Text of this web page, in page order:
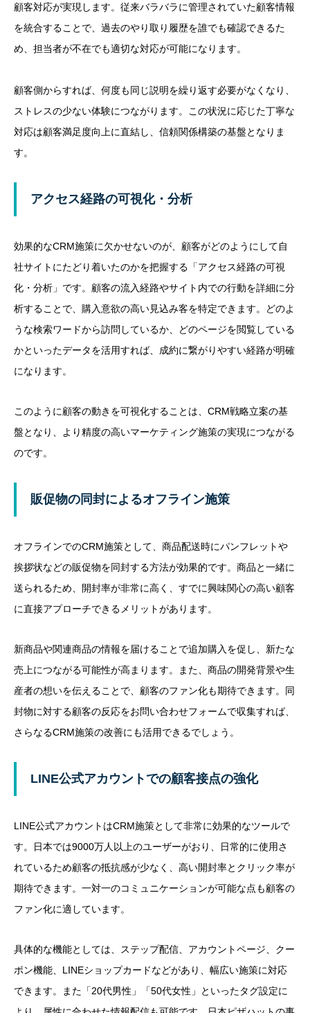
顧客対応が実現します。従来バラバラに管理されていた顧客情報
を統合することで、過去のやり取り履歴を誰でも確認できるた
め、担当者が不在でも適切な対応が可能になります。
顧客側からすれば、何度も同じ説明を繰り返す必要がなくなり、
ストレスの少ない体験につながります。この状況に応じた丁寧な
対応は顧客満足度向上に直結し、信頼関係構築の基盤となりま
す。
アクセス経路の可視化・分析
効果的なCRM施策に欠かせないのが、顧客がどのようにして自
社サイトにたどり着いたのかを把握する「アクセス経路の可視
化・分析」です。顧客の流入経路やサイト内での行動を詳細に分
析することで、購入意欲の高い見込み客を特定できます。どのよ
うな検索ワードから訪問しているか、どのページを閲覧している
かといったデータを活用すれば、成約に繋がりやすい経路が明確
になります。
このように顧客の動きを可視化することは、CRM戦略立案の基
盤となり、より精度の高いマーケティング施策の実現につながる
のです。
販促物の同封によるオフライン施策
オフラインでのCRM施策として、商品配送時にパンフレットや
挨拶状などの販促物を同封する方法が効果的です。商品と一緒に
送られるため、開封率が非常に高く、すでに興味関心の高い顧客
に直接アプローチできるメリットがあります。
新商品や関連商品の情報を届けることで追加購入を促し、新たな
売上につながる可能性が高まります。また、商品の開発背景や生
産者の想いを伝えることで、顧客のファン化も期待できます。同
封物に対する顧客の反応をお問い合わせフォームで収集すれば、
さらなるCRM施策の改善にも活用できるでしょう。
LINE公式アカウントでの顧客接点の強化
LINE公式アカウントはCRM施策として非常に効果的なツールで
す。日本では9000万人以上のユーザーがおり、日常的に使用さ
れているため顧客の抵抗感が少なく、高い開封率とクリック率が
期待できます。一対一のコミュニケーションが可能な点も顧客の
ファン化に適しています。
具体的な機能としては、ステップ配信、アカウントページ、クー
ポン機能、LINEショップカードなどがあり、幅広い施策に対応
できます。また「20代男性」「50代女性」といったタグ設定に